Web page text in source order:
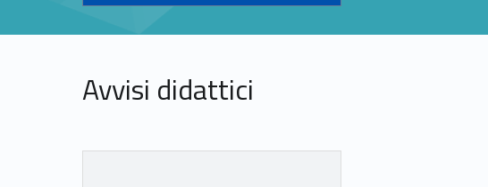
Avvisi didattici
Link identifier #identifier__5976-15